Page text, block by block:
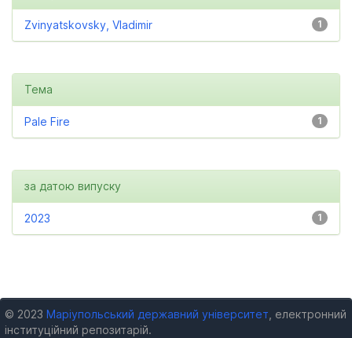
1
Zvinyatskovsky, Vladimir
Тема
1
Pale Fire
за датою випуску
1
2023
© 2023 Маріупольський державний університет , електронний
інституційний репозитарій.